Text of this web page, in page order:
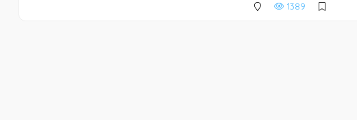
1389